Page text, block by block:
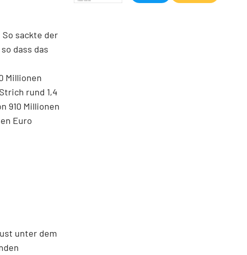
sackte der
dass das
Millionen
rund 1,4
910 Millionen
Euro
unter dem